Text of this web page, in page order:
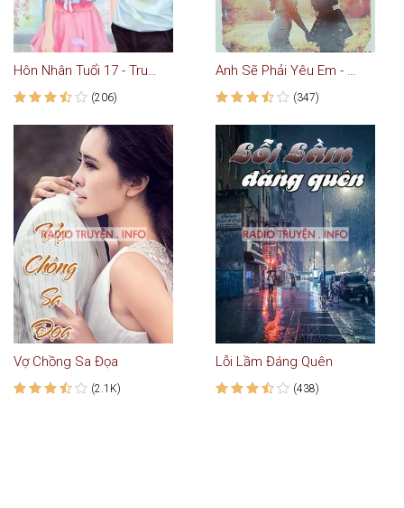
Hôn Nhân Tuổi 17 - Truyện Ngôn Tình
(206)
Anh Sẽ Phải Yêu Em - Truyện Ngôn Tình
(347)
Vợ Chồng Sa Đọa
(2.1K)
Lỗi Lầm Đáng Quên
(438)